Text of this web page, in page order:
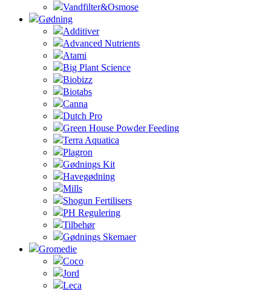
Vandfilter&Osmose
Gødning
Additiver
Advanced Nutrients
Atami
Big Plant Science
Biobizz
Biotabs
Canna
Dutch Pro
Green House Powder Feeding
Terra Aquatica
Plagron
Gødnings Kit
Havegødning
Mills
Shogun Fertilisers
PH Regulering
Tilbehør
Gødnings Skemaer
Gromedie
Coco
Jord
Leca